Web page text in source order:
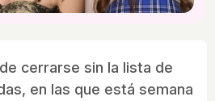
cerrarse sin la lista de
en las que está semana